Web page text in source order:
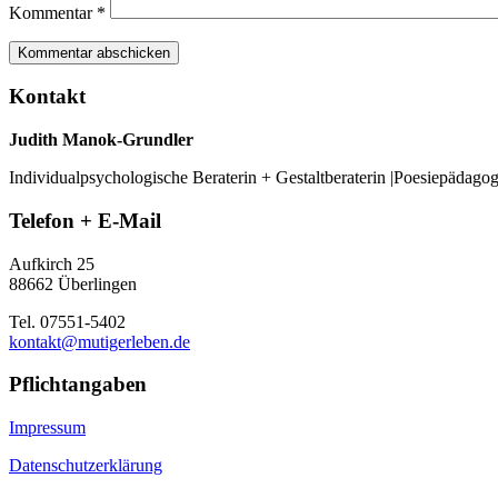
Kommentar *
Kontakt
Judith Manok-Grundler
Individualpsychologische Beraterin + Gestaltberaterin
Telefon + E-Mail
Aufkirch 25
88662 Überlingen
Tel. 07551-5402
kontakt@mutigerleben.de
Pflichtangaben
Impressum
Datenschutzerklärung